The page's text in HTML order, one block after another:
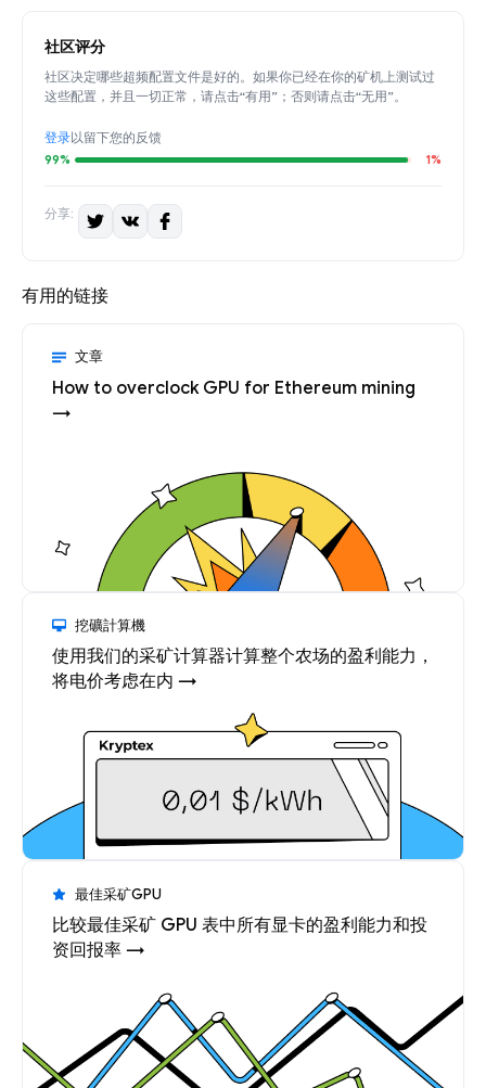
社区评分
社区决定哪些超频配置文件是好的。如果你已经在你的矿机上测试过
这些配置，并且一切正常，请点击“有用”；否则请点击“无用”。
登录以留下您的反馈
99% 1%
分享:
有用的链接
文章
How to overclock GPU for Ethereum mining
→
挖礦計算機
使用我们的采矿计算器计算整个农场的盈利能力，
将电价考虑在内 →
最佳采矿GPU
比较最佳采矿 GPU 表中所有显卡的盈利能力和投
资回报率 →